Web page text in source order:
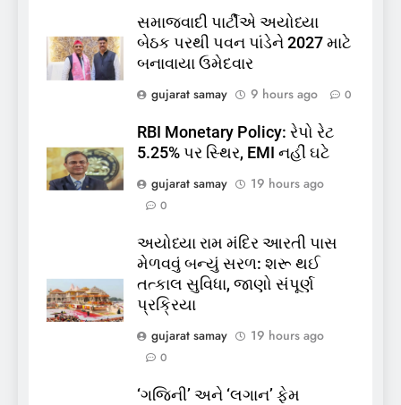
સમાજવાદી પાર્ટીએ અયોધ્યા
બેઠક પરથી પવન પાંડેને 2027 માટે
બનાવાયા ઉમેદવાર
gujarat samay
9 hours ago 0
RBI Monetary Policy: રેપો રેટ
5.25% પર સ્થિર, EMI નહીં ઘટે
gujarat samay
19 hours ago
0
અયોધ્યા રામ મંદિર આરતી પાસ
મેળવવું બન્યું સરળ: શરૂ થઈ
તત્કાલ સુવિધા, જાણો સંપૂર્ણ
પ્રક્રિયા
gujarat samay
19 hours ago
0
‘ગજિની’ અને ‘લગાન’ ફેમ
5
કોડીનારના છારા દરિયાકાંઠે પાંચ
લાપતા
GUJARAT TOP NEWS
6
પાસપોર્ટ વેરિફિકેશન માટે હવે
મુક્તિ,ગુજરાતમાં વેરિફિકેશન
પ્રક્રિયા બની સરળ
GUJARAT TOP NEWS
7
નોંધણી બિલ2026’ ધ્વનિમતથી